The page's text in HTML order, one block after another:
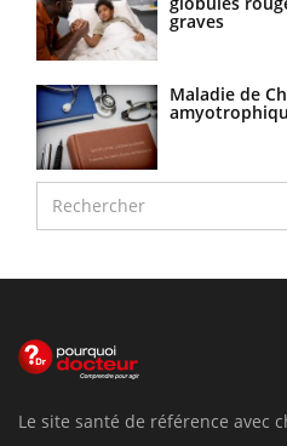
graves
Maladie de
Le site santé de référence avec